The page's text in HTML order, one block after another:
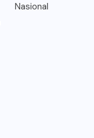
Nasional